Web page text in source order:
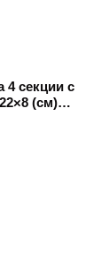
4 секции с
(см)